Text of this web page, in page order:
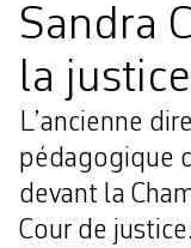
Sandra
la justice
L’ancienne
pédagogique
devant la
Cour de